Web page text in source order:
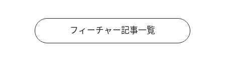
フィーチャー記事一覧